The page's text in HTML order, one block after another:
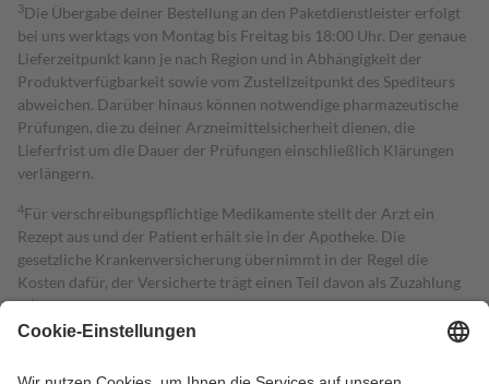
3Die Übergabe deiner Bestellung an den Paketdienstleister erfolgt
bei uns werktags von Montag bis Freitag bis 18:00 Uhr. Der genaue
Lieferzeitpunkt kann je nach Region und in Abhängigkeit der
Produktverfügbarkeit sowie vom Zustellzeitpunkt des Spediteurs
abweichen. Darüber hinaus können notwendige pharmazeutische
Prüfungen, die zu deiner Arzneimittelsicherheit dienen, die
Lieferfrist um die Dauer der Prüfungen einschließlich Klärungen
verlängern.
4Für verschreibungspflichtige Medikamente stellt der Arzt ein
Rezept aus und der Patient erhält sie in der Apotheke. Die
gesetzliche Krankenversicherung übernimmt in der Regel die
Kosten dafür, der Versicherte trägt einen Teil davon als Zuzahlung
mit.
Grundsätzlich leisten Mitglieder Zuzahlungen in Höhe von zehn
höchstens zehn Euro.
Es sind jedoch nie mehr als die tatsächlichen